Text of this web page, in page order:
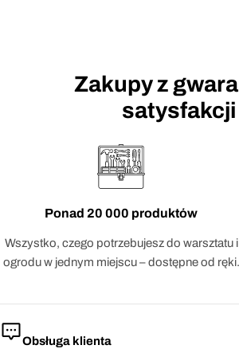
Zakupy z
satysfakcji
Ponad 20 000 produktów
Wszystko, czego potrzebujesz do warsztatu i
ogrodu w jednym miejscu – dostępne od ręki.
Obsługa klienta